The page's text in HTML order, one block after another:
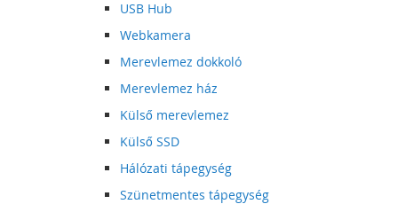
USB Hub
Webkamera
Merevlemez dokkoló
Merevlemez ház
Külső merevlemez
Külső SSD
Hálózati tápegység
Szünetmentes tápegység